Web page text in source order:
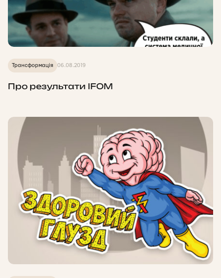
Трансформація 06.08.2019
Про результати IFOM